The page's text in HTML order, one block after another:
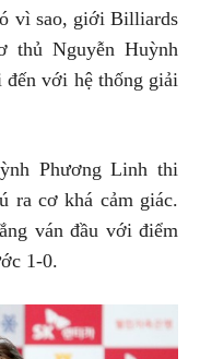
vì sao, giới Billiards
thủ Nguyễn Huỳnh
đến với hệ thống giải
Phương Linh thi
ra cơ khá cảm giác.
ván đầu với điểm
1-0.